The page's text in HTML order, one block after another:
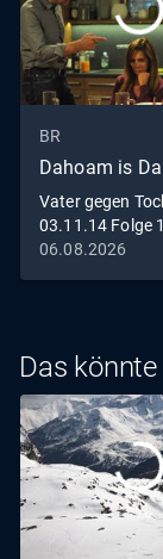
BR
Dahoam is
Vater gegen
03.11.14 Folge
06.08.2026
Das